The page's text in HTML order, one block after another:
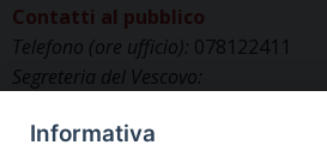
Contatti al pubblico
Telefono (ore ufficio): 078122411
Segreteria del Vescovo:
Uffici di Curia:curia_iglesias@libero.it
Informativa